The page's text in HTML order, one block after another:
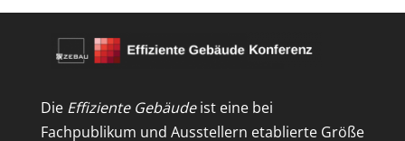
Die Effiziente Gebäudeist eine bei
Fachpublikum und Ausstellern etablierte Größe